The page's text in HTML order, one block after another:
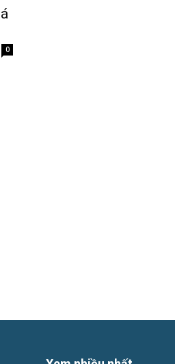
0